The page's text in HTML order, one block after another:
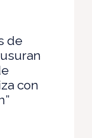
de
con